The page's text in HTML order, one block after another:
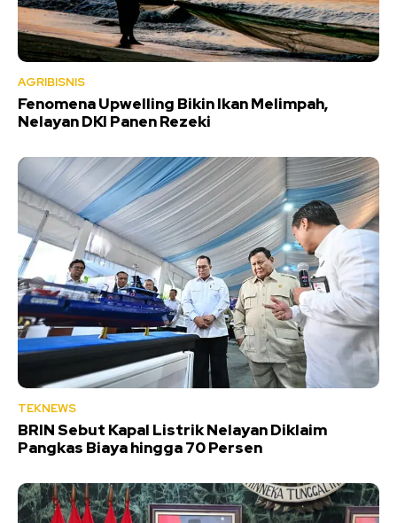
AGRIBISNIS
Fenomena Upwelling Bikin Ikan Melimpah,
Nelayan DKI Panen Rezeki
TEKNEWS
BRIN Sebut Kapal Listrik Nelayan Diklaim
Pangkas Biaya hingga 70 Persen